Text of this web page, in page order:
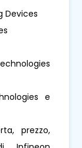
Devices
e
prezzo,